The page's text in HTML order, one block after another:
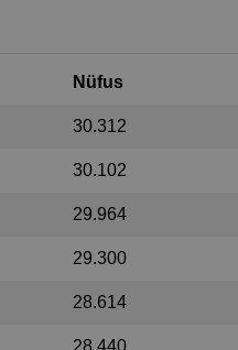
Nüfus
30.312
30.102
29.964
29.300
28.614